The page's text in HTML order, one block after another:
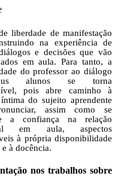
liberdade de manifestação
na experiência de
e decisões que vão
em aula. Para tanto, a
do professor ao diálogo
alunos se torna
pois abre caminho à
do sujeito aprendente
assim como se
a confiança na relação
em aula, aspectos
à própria disponibilidade
à docência.
nos trabalhos sobre